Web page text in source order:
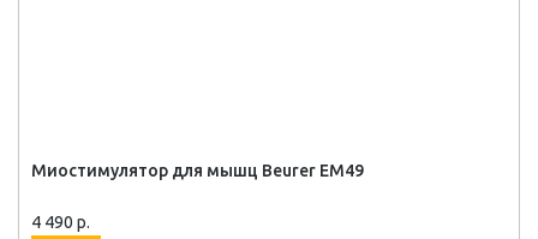
Миостимулятор для мышц Beurer EM49
4 490 р.